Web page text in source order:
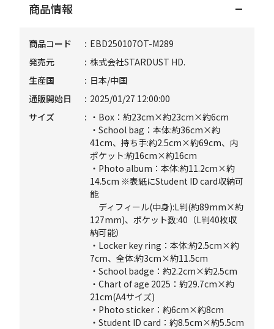
商品情報
商品コード
EBD250107OT-M289
発売元
株式会社STARDUST HD.
生産国
日本/中国
通販開始日
2025/01/27 12:00:00
サイズ
・Box：約23cm×約23cm×約6cm
・School bag：本体:約36cm×約
41cm、持ち手:約2.5cm×約69cm、内
ポケット:約16cm×約16cm
・Photo album：本体:約11.2cm×約
14.5cm ※表紙にStudent ID card収納可
能
ディフィール(中身):L判(約89mm×約
127mm)、ポケット数:40（L判40枚収
納可能）
・Locker key ring：本体:約2.5cm×約
7cm、全体:約3cm×約11.5cm
・School badge：約2.2cm×約2.5cm
・Chart of age 2025：約29.7cm×約
21cm(A4サイズ)
・Photo sticker：約6cm×約8cm
・Student ID card：約8.5cm×約5.5cm